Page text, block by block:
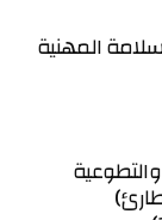
المهنية